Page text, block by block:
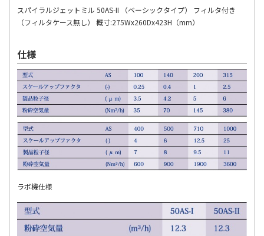
スパイラルジェットミル 50AS-II （ベーシックタイプ） フィルタ付き
（フィルタケース無し） 概寸:275Wx260Dx423H（mm）
仕様
ラボ機仕様